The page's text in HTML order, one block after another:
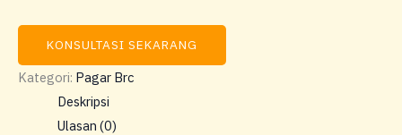
KONSULTASI SEKARANG
Kategori: Pagar Brc
Deskripsi
Ulasan (0)